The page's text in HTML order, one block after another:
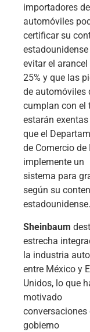
importadores de
automóviles
certificar su
estadounidense
evitar el arancel
25% y que las
de automóviles
cumplan con el
estarán
que el
de Comercio de
implemente un
sistema para
según su
estadounidense.
Sheinbaum
estrecha
la industria
entre México y
Unidos, lo que
motivado
conversaciones
gobierno